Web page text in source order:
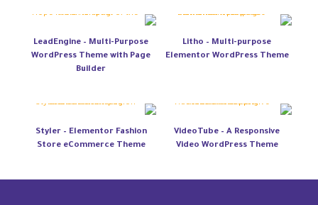
Litho – Multi-purpose
Elementor WordPress Theme
LeadEngine – Multi-Purpose
WordPress Theme with Page
Builder
VideoTube – A Responsive
Video WordPress Theme
Styler – Elementor Fashion
Store eCommerce Theme